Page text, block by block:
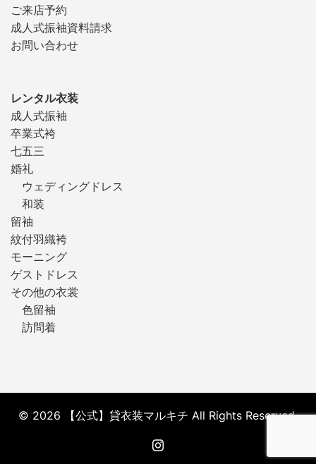
ご来店予約
成人式振袖資料請求
お問い合わせ
レンタル衣装
成人式振袖
卒業式袴
七五三
婚礼
ウェディングドレス
和装
留袖
紋付羽織袴
モーニング
ゲストドレス
その他の衣裳
色留袖
訪問着
© 2026 【公式】貸衣装マルキチ All Rights Reserved.